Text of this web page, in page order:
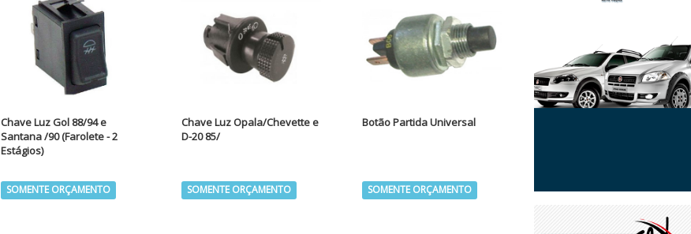
Chave Luz Gol 88/94 e
Santana /90 (Farolete - 2
Estágios)
SOMENTE ORÇAMENTO
Chave Luz Opala/Chevette e
D-20 85/
SOMENTE ORÇAMENTO
Botão Partida Universal
SOMENTE ORÇAMENTO